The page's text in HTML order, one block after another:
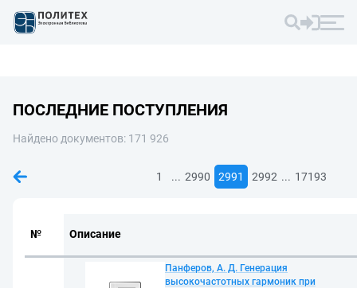
ПОСЛЕДНИЕ ПОСТУПЛЕНИЯ
Найдено документов: 171 926
1 ... 2990 2991 2992 ... 17193
№ Описание
Панферов, А. Д. Генерация
высокочастотных гармоник при